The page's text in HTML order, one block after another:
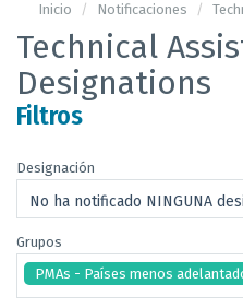
Inicio Notificaciones
Technical
Designations
Filtros
Designación
No ha notificado NINGUNA
Grupos
PMAs - Países menos